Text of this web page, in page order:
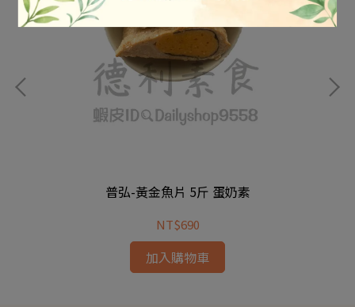
普弘-黃金魚片 5斤 蛋奶素
NT$690
加入購物車